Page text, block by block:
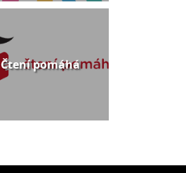
Čtení pomáhá